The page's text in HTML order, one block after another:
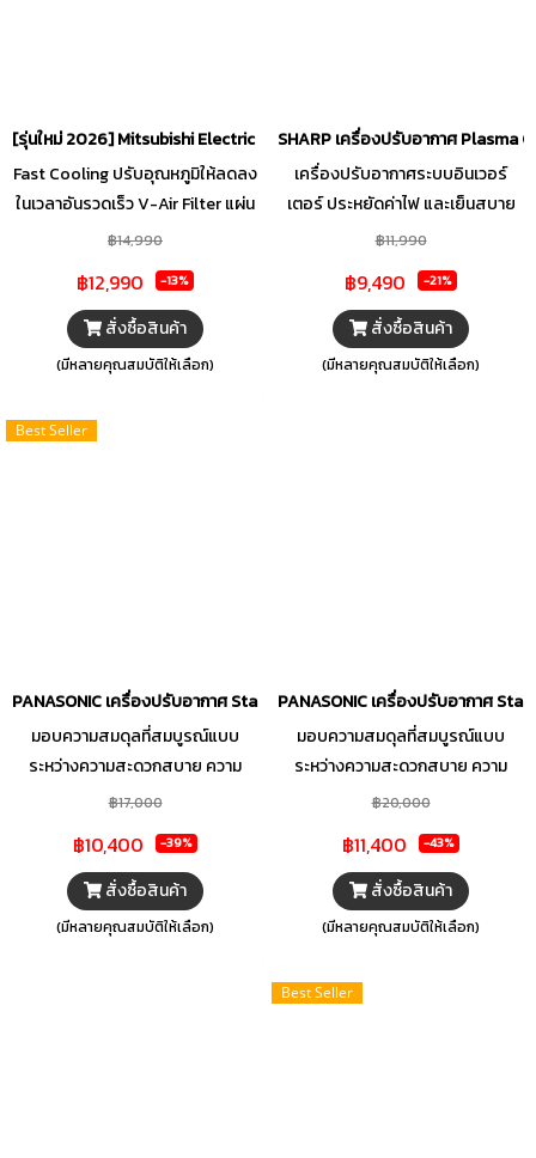
[รุ่นใหม่ 2026] Mitsubishi Electric เครื่องปรับอากาศติดผนัง KA Series
Fast Cooling ปรับอุณหภูมิให้ลดลง
ในเวลาอันรวดเร็ว V-Air Filter แผ่น
กรองฝุ่นกำจัดเชื้อไวรัส แบคทีเรีย
Flow Condenser (MFC) ระบบ
คอยล์ร้อนประสิทธิภาพสูง แลก
เปลี่ยนความร้อนได้ดียิ่งขึ้น
฿14,990
฿12,990 -13%
สั่งซื้อสินค้า
(มีหลายคุณสมบัติให้เลือก)
SHARP เครื่องปรับอากาศ Plasma
เครื่องปรับอากาศระบบอินเวอร์
เตอร์ ประหยัดค่าไฟ และเย็นสบาย
สม่ำเสมอ ระบบ J-Tech Inverter
เสียงรบกวน ประหยัดพลังงาน
ทำงานควบคู่กับโหมด Eco ช่วยลดค่า
ไฟ
฿11,990
฿9,490 -21%
สั่งซื้อสินค้า
(มีหลายคุณสมบัติให้เลือก)
Best Seller
PANASONIC เครื่องปรับอากาศ Standard Inverter YU Series (ZKT)
มอบความสมดุลที่สมบูรณ์แบบ
ระหว่างความสะดวกสบาย ความ
ประหยัด และความสะอาด ด้วยแอร์
PANASONIC โดดเด่นด้วยระบบ
Inverter ที่ทำความเย็นได้อย่าง
สม่ำเสมอควบคู่กับการประหยัด
฿17,000
฿10,400 -39%
สั่งซื้อสินค้า
(มีหลายคุณสมบัติให้เลือก)
PANASONIC เครื่องปรับอากาศ
มอบความสมดุลที่สมบูรณ์แบบ
ระหว่างความสะดวกสบาย ความ
ประหยัด และความสะอาด ด้วยแอร์
PANASONIC โดดเด่นด้วยระบบ
Inverter ที่ทำความเย็นได้อย่าง
สม่ำเสมอควบคู่กับการประหยัด
ความชื้น ช่วยลดการสะสมของเชื้อรา
฿20,000
฿11,400 -43%
สั่งซื้อสินค้า
(มีหลายคุณสมบัติให้เลือก)
Best Seller